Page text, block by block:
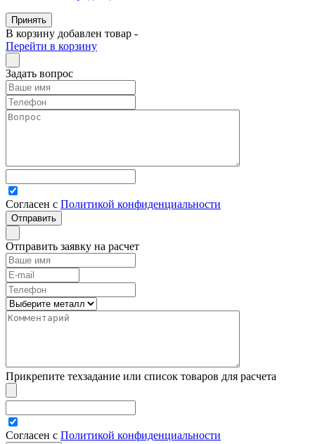
Принять
В корзину добавлен товар -
Перейти в корзину
Задать вопрос
Согласен с Политикой конфиденциальности
Отправить заявку на расчет
Прикрепите техзадание или список товаров для расчета
Согласен с Политикой конфиденциальности